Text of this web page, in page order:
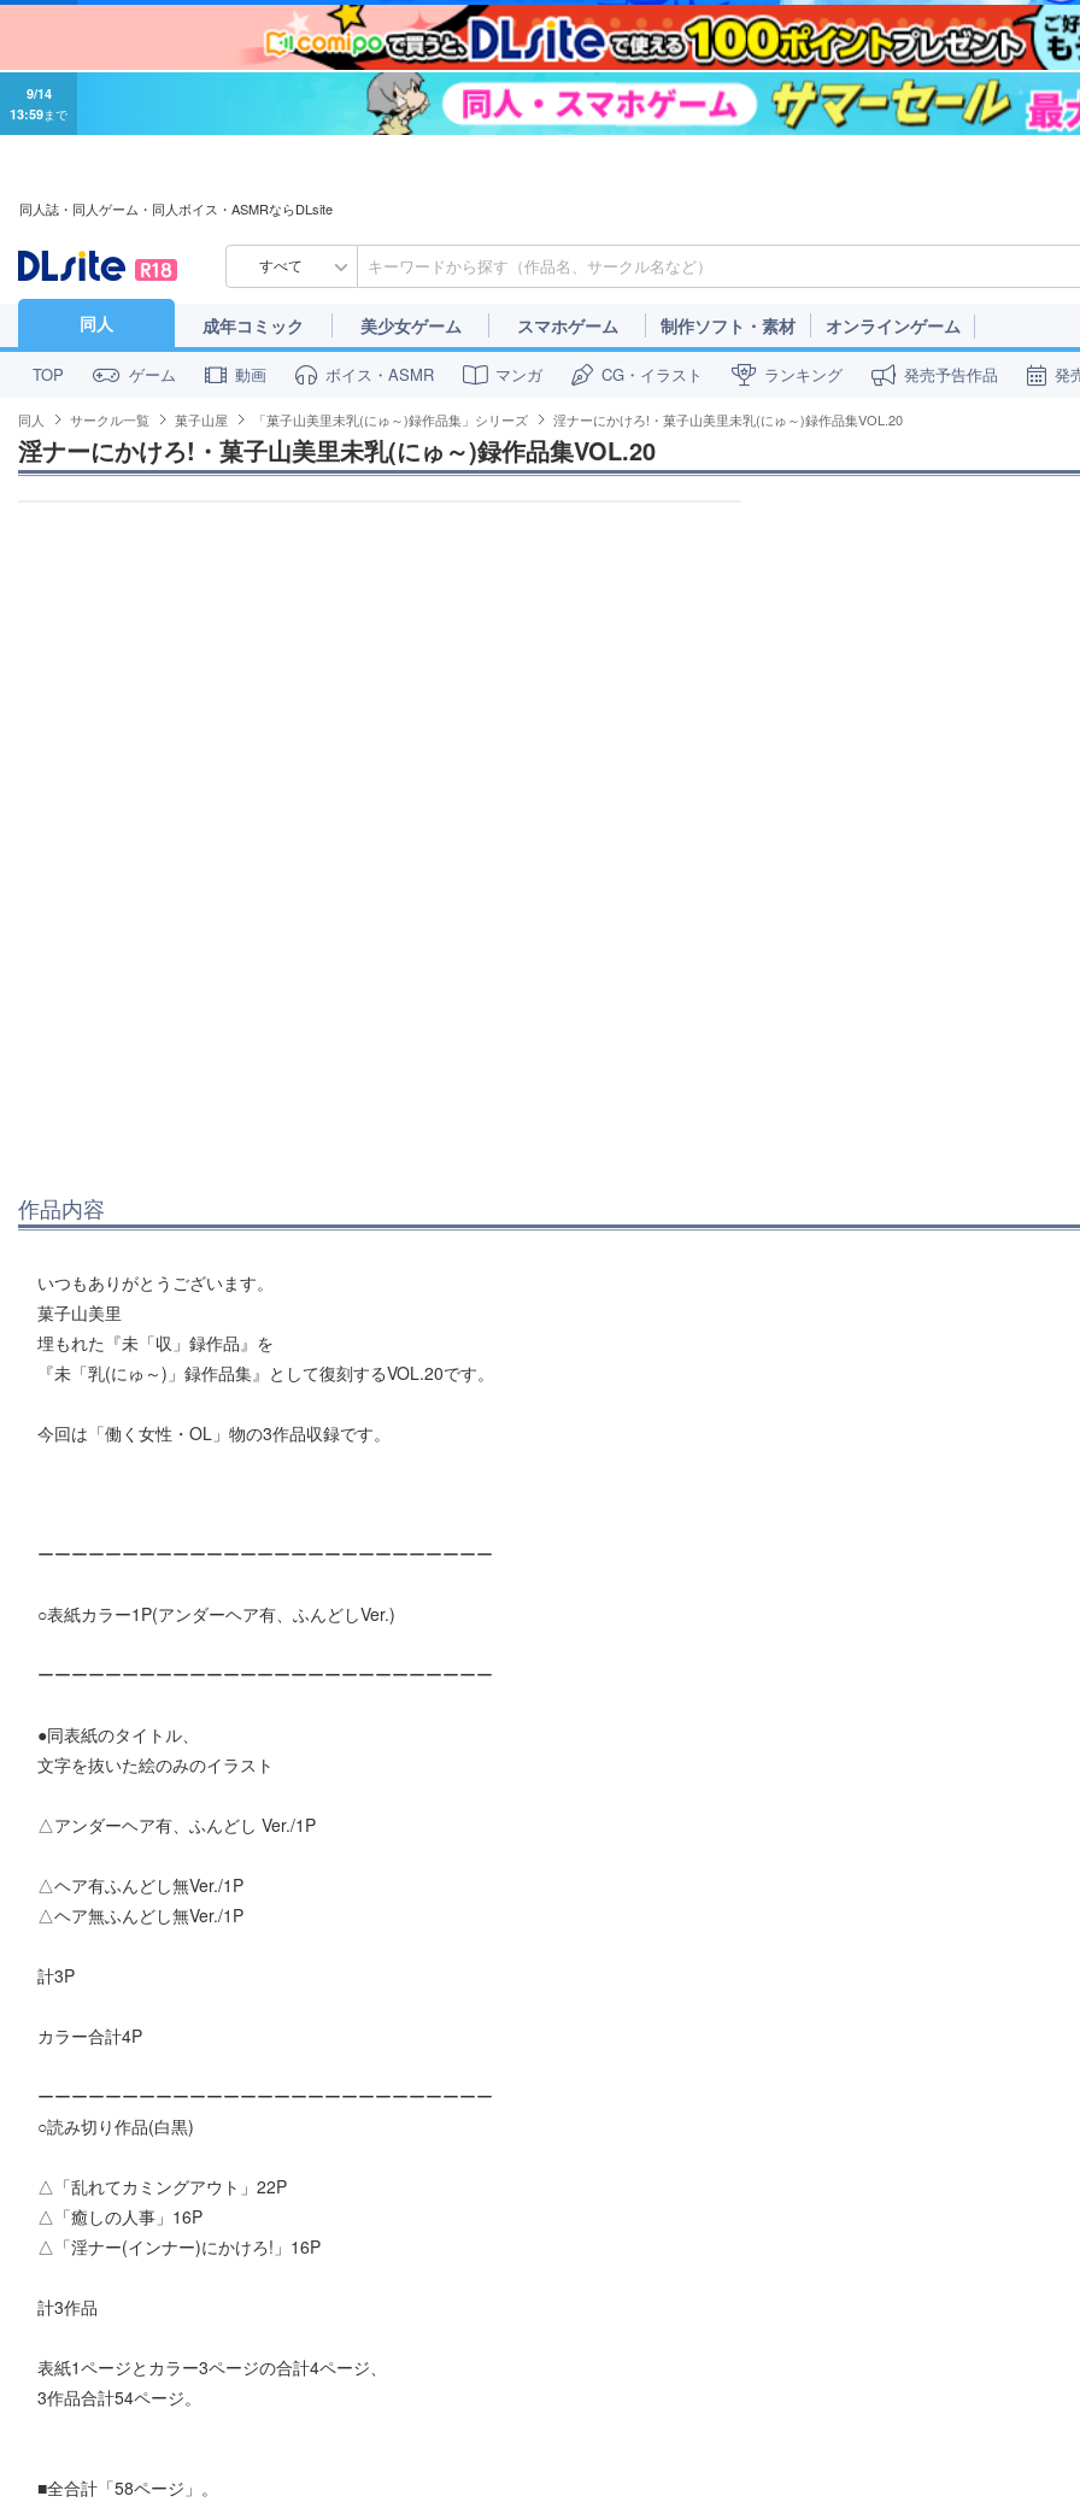
9/14
13:59 まで
同人誌・同人ゲーム・同人ボイス・ASMRならDLsite
すべて
同人 成年コミック 美少女ゲーム スマホゲーム 制作ソフト・素材 オンラインゲーム
TOP ゲーム 動画 ボイス・ASMR マンガ CG・イラスト ランキング 発売予告作品 発
同人 サークル一覧 菓子山屋 「菓子山美里未乳(にゅ～)録作品集」シリーズ 淫ナーにかけろ!・菓子山美里未乳(にゅ～)録作品集VOL.20
淫ナーにかけろ!・菓子山美里未乳(にゅ～)録作品集VOL.20
作品内容
いつもありがとうございます。
菓子山美里
埋もれた『未「収」録作品』を
『未「乳(にゅ～)」録作品集』として復刻するVOL.20です。
今回は「働く女性・OL」物の3作品収録です。
ーーーーーーーーーーーーーーーーーーーーーーーーーーー
○表紙カラー1P(アンダーヘア有、ふんどしVer.)
ーーーーーーーーーーーーーーーーーーーーーーーーーーー
●同表紙のタイトル、
文字を抜いた絵のみのイラスト
△アンダーヘア有、ふんどし Ver./1P
△ヘア有ふんどし無Ver./1P
△ヘア無ふんどし無Ver./1P
計3P
カラー合計4P
ーーーーーーーーーーーーーーーーーーーーーーーーーーー
○読み切り作品(白黒)
△「乱れてカミングアウト」22P
△「癒しの人事」16P
△「淫ナー(インナー)にかけろ!」16P
計3作品
表紙1ページとカラー3ページの合計4ページ、
3作品合計54ページ。
■全合計「58ページ」。